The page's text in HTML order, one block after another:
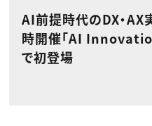
AI前提時代のDX・
時開催「AI
で初登場